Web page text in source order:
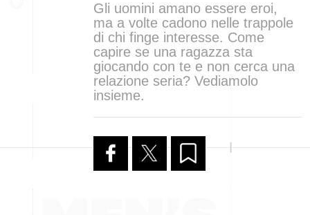
Gli uomini amano essere eroi,
ma a volte cadono nelle trappole
di chi finge interesse. Come
capire se una ragazza sta
giocando con te e non cerca una
relazione seria? Vediamolo
insieme.